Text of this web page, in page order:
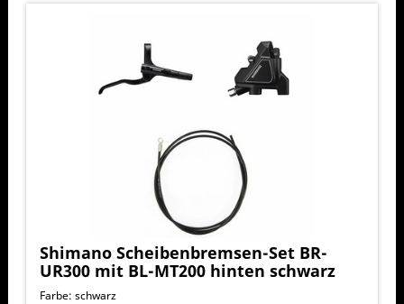
Shimano Scheibenbremsen-Set BR-
UR300 mit BL-MT200 hinten schwarz
Farbe: schwarz